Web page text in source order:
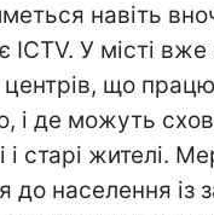
навіть
ICTV. У місті вже
що
і де можуть
і старі жителі.
до населення із